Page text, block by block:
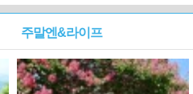
주말엔&라이프